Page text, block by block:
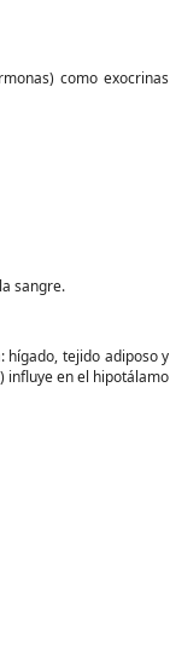
como exocrinas
sangre.
hígado, tejido adiposo y
influye en el hipotálamo